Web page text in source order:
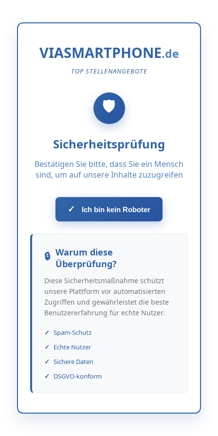
VIASMARTPHONE
TOP STELLENANGEBOTE
Sicherheitsprüfung
Bestätigen Sie bitte, dass Sie ein Mensch
sind, um auf unsere Inhalte zuzugreifen
✓ Ich bin kein Roboter
Warum diese
Überprüfung?
Diese Sicherheitsmaßnahme schützt
unsere Plattform vor automatisierten
Zugriffen und gewährleistet die beste
Benutzererfahrung für echte Nutzer.
Spam-Schutz
Echte Nutzer
Sichere Daten
DSGVO-konform